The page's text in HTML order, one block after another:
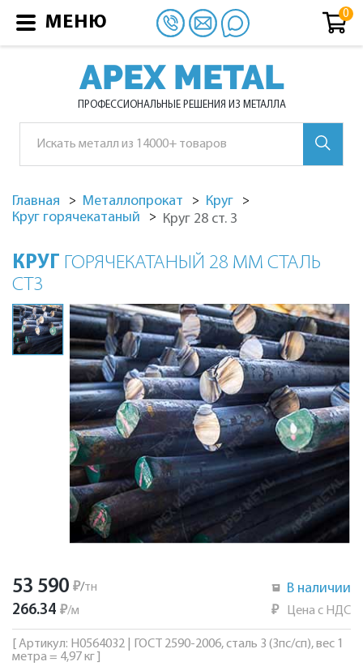
APEX METAL
ПРОФЕССИОНАЛЬНЫЕ РЕШЕНИЯ ИЗ МЕТАЛЛА
Главная Металлопрокат
Круг
Круг горячекатаный
Круг 28 ст. 3
КРУГ ГОРЯЧЕКАТАНЫЙ 28 ММ СТАЛЬ
СТ3
53 590 ₽/тн
266.34 ₽/м
В наличии
₽ Цена с НДС
[ Артикул: Н0564032 | ГОСТ 2590-2006, сталь 3 (3пс/сп), вес 1
метра = 4,97 кг ]
МЕНЮ